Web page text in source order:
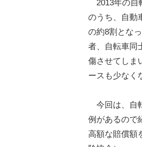
2013年の自
のうち、自動
の約8割とな
者、自転車同
傷させてしま
ースも少なく
今回は、自
例があるので
高額な賠償額